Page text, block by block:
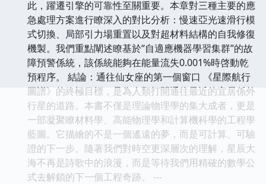
此，躍遷引擎的可靠性至關重要。本章對三種主要的應
急處理方案進行瞭深入的對比分析：慢速亞光速滑行模
式切換、局部引力場重置以及對超材料結構的自我修復
機製。我們重點闡述瞭基於“自適應機器學習集群”的故
障預警係統，該係統能夠在能量流失0.001%時啓動乾
預程序。 結論：通往仙女座的第一個窗口 《星際航行
圖譜》的終極目標，是為人類打開通往最近的宜居係外
行星的道路。本書不僅是理論物理學的集大成者，更是
一部凝聚瞭材料學、高能物理學和計算機科學的工程學
藍圖。它描繪的不是一個遙遠的夢，而是可計算、可驗
證的下一步。隨著我們對時空更深層次的理解，星辰大
海不再是詩歌中的浪漫，而是等待我們用精確的數學公
式去解鎖的下一個工程奇跡。 ---